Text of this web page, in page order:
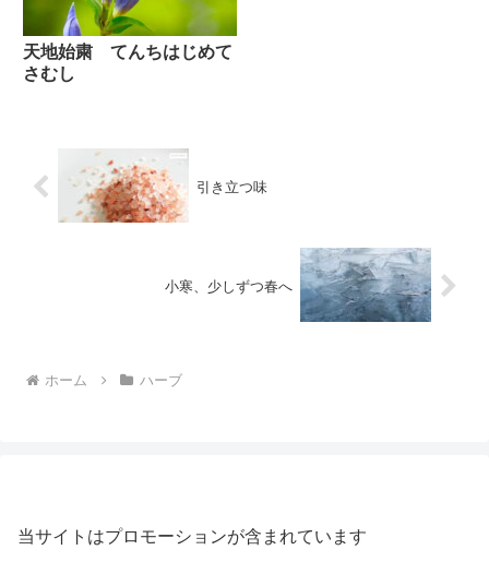
天地始粛 てんちはじめて
さむし
引き立つ味
小寒、少しずつ春へ
ホーム ハーブ
当サイトはプロモーションが含まれています